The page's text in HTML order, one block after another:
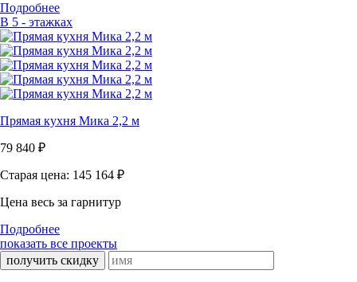
Подробнее
В 5 - этажках
Прямая кухня Мика 2,2 м
79 840 ₽
Старая цена: 145 164 ₽
Цена весь за гарнитур
Подробнее
показать все проекты
получить скидку